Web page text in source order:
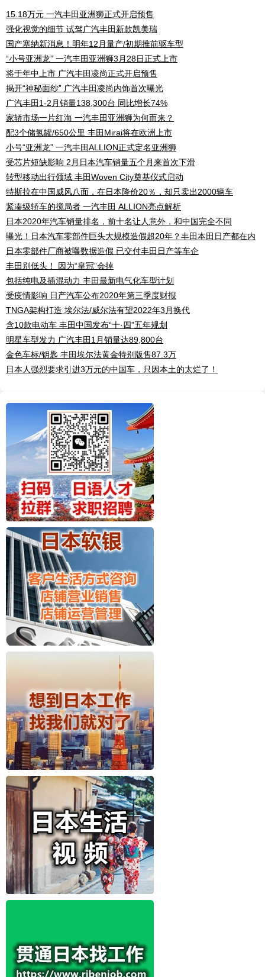
15.18万元 一汽丰田亚洲狮正式开启预售
强化视觉的细节 试驾广汽丰田新款凯美瑞
国产塞纳新消息！明年12月量产/初期推前驱车型
“小号亚洲龙” 一汽丰田亚洲狮3月28日正式上市
将于年中上市 广汽丰田凌尚正式开启预售
揭开“神秘面纱” 广汽丰田凌尚内饰首次曝光
广汽丰田1-2月销量138,300台 同比增长74%
家轿市场一片红海 一汽丰田亚洲狮为何而来？
配3个储氢罐/650公里 丰田Mirai将在欧洲上市
小号“亚洲龙” 一汽丰田ALLION正式定名亚洲狮
受芯片短缺影响 2月日本汽车销量五个月来首次下滑
转型移动出行领域 丰田Woven City奠基仪式启动
特斯拉在中国威风八面，在日本降价20％，却只卖出2000辆车
紧凑级轿车的搅局者 一汽丰田 ALLION亮点解析
日本2020年汽车销量排名，前十名让人意外，和中国完全不同
曝光！日本汽车零部件巨头大规模造假超20年？丰田本田日产都在内
日本零部件厂商被曝数据造假 已交付丰田日产等车企
丰田别低头！ 因为“皇冠”会掉
包括纯电及插混动力 丰田最新电气化车型计划
受疫情影响 日产汽车公布2020年第三季度财报
TNGA架构打造 埃尔法/威尔法有望2022年3月换代
含10款电动车 丰田中国发布“十·四”五年规划
明星车型发力 广汽丰田1月销量达89,800台
金色车标/钥匙 丰田埃尔法黄金特别版售87.3万
日本人强烈要求引进3万元的中国车，只因本土的太烂了！